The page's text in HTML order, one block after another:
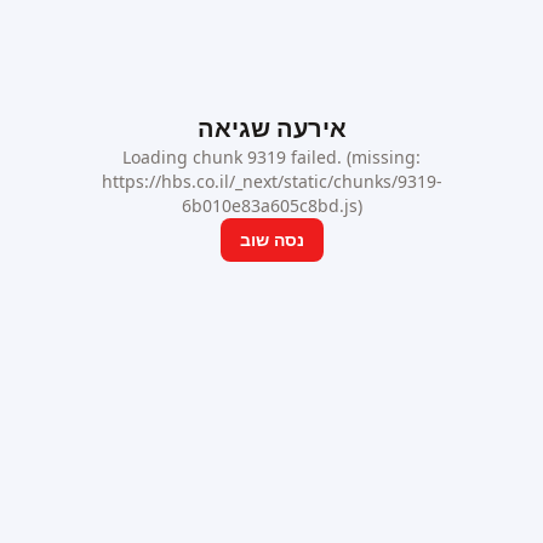
אירעה שגיאה
Loading chunk 9319 failed. (missing:
https://hbs.co.il/_next/static/chunks/9319-
6b010e83a605c8bd.js)